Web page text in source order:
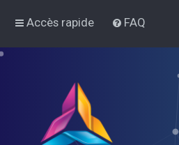
Accès rapide FAQ